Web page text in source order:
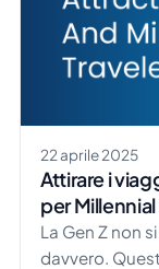
22 aprile 2025
Attirare i
per Millennial
La Gen Z non
davvero.